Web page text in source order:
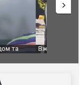
оновлення
Вийшов
фільму